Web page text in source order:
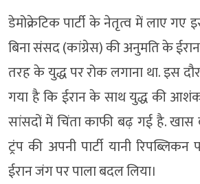
डेमोक्रेटिक पार्टी के नेतृत्व में लाए गए
बिना संसद (कांग्रेस) की अनुमति के
तरह के युद्ध पर रोक लगाना था. इस
गया है कि ईरान के साथ युद्ध की
सांसदों में चिंता काफी बढ़ गई है. खास
ट्रंप की अपनी पार्टी यानी रिपब्लिकन
ईरान जंग पर पाला बदल लिया।